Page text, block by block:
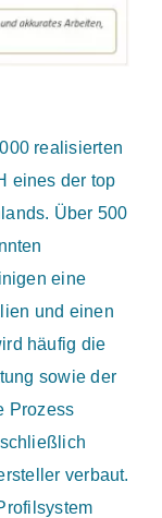
realisierten
eines der top
Über 500
eine
und einen
häufig die
sowie der
Prozess
verbaut.